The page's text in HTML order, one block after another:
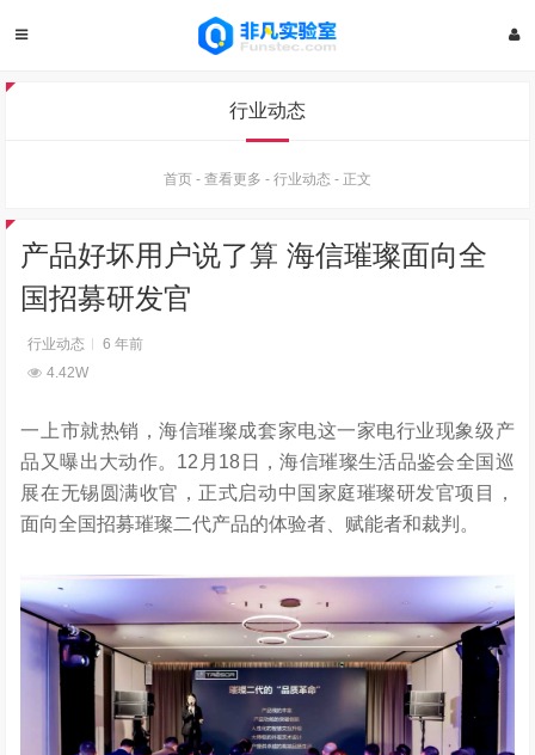
行业动态
首页 - 查看更多 - 行业动态 - 正文
产品好坏用户说了算 海信璀璨面向全
国招募研发官
行业动态
6 年前
4.42W
一上市就热销，海信璀璨成套家电这一家电行业现象级产
品又曝出大动作。12月18日，海信璀璨生活品鉴会全国巡
展在无锡圆满收官，正式启动中国家庭璀璨研发官项目，
面向全国招募璀璨二代产品的体验者、赋能者和裁判。